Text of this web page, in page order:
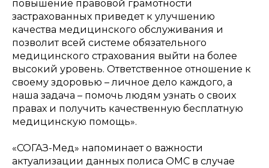
повышение правовой грамотности
застрахованных приведет к улучшению
качества медицинского обслуживания и
позволит всей системе обязательного
медицинского страхования выйти на более
высокий уровень. Ответственное отношение к
своему здоровью – личное дело каждого, а
наша задача – помочь людям узнать о своих
правах и получить качественную бесплатную
медицинскую помощь».
«СОГАЗ-Мед» напоминает о важности
актуализации данных полиса ОМС в случае